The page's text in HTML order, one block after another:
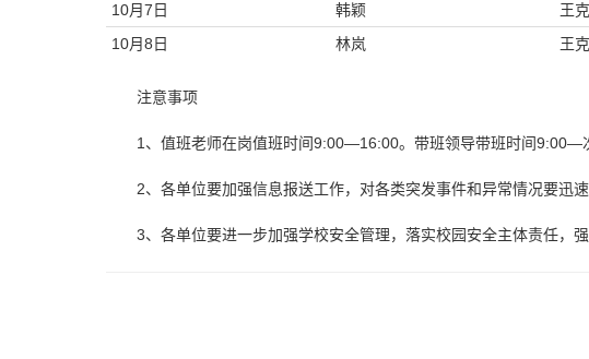
10月7日
韩颖 王
10月8日
林岚 王
注意事项
1、值班老师在岗值班时间9:00—16:00。带班领导带班时间9:00—
2、各单位要加强信息报送工作，对各类突发事件和异常情况要迅
3、各单位要进一步加强学校安全管理，落实校园安全主体责任，